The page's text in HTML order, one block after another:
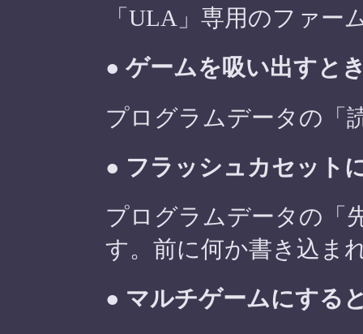
「ULA」専用のファー
● ゲームを吸い出すと
プログラムデータの「
● フラッシュカセット
プログラムデータの「
す。前に何か書き込ま
● マルチゲームにする